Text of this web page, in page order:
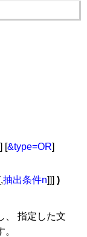
] [&type=OR]
抽出条件n]]] )
、 指定した文